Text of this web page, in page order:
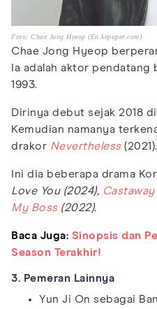
Foto: Chae Jong Hyeop (En.kepoper.com)
Chae Jong Hyeop
Ia adalah aktor pendatang
1993.
Dirinya debut sejak 2018
Kemudian namanya
drakor Nevertheless(2021).
Ini dia beberapa drama
Love You (2024), Castaway
My Boss(2022).
Baca Juga: Sinopsis dan
Season Terakhir!
3. Pemeran Lainnya
Yun Ji On sebagai